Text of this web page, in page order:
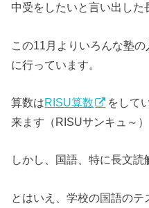
中受をしたいと言い出した
この11月よりいろんな塾
に行っています。
算数はRISU算数
をして
来ます（RISUサンキュ～）
しかし、国語、特に長文読
とはいえ、学校の国語の